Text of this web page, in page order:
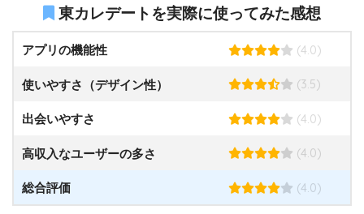
東カレデートを実際に使ってみた感想
アプリの機能性 (4.0)
使いやすさ（デザイン性） (3.5)
出会いやすさ (4.0)
高収入なユーザーの多さ (4.0)
総合評価 (4.0)